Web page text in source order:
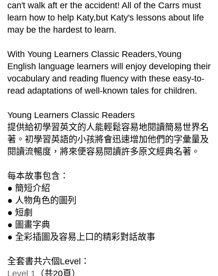
can't walk aft er the accident! All of the Carrs must
learn how to help Katy,but Katy's lessons about life
may be the hardest to learn.
With Young Learners Classic Readers,Young
English language learners will enjoy developing their
vocabulary and reading fluency with these easy-to-
read adaptations of well-known tales for children.
Young Learners Classic Readers
提供給初學習英文的人能輕鬆容易地閱讀簡易世界名
著。初學習英語的小孩將會迅速增加他們的字彙量及
閱讀流暢度，將來便容易閱讀許多原文經典名著。
每本故事包含：
● 簡短介紹
● 人物角色的圖列
● 短劇
● 圖畫字典
● 全彩插圖及容易上口的精彩對話故事
全套書共六個Level：
Level 1 （共20頁）